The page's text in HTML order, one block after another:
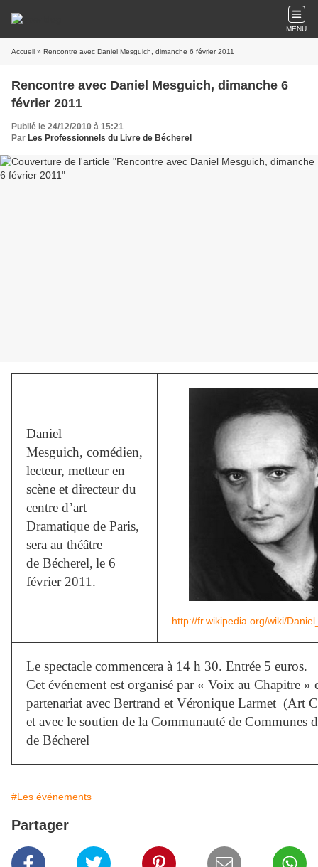
MENU
Accueil » Rencontre avec Daniel Mesguich, dimanche 6 février 2011
Rencontre avec Daniel Mesguich, dimanche 6
février 2011
Publié le 24/12/2010 à 15:21
Par Les Professionnels du Livre de Bécherel
Daniel
Mesguich, comédien,
lecteur, metteur en
scène et directeur du
centre d’art
Dramatique de Paris,
sera au théâtre
de Bécherel, le 6
février 2011.
http://fr.wikipedia.org/wiki/
Le spectacle commencera à 14 h 30. Entrée 5 euros.
Cet événement est organisé par « Voix au Chapitre »
partenariat avec Bertrand et Véronique Larmet (Art
et avec le soutien de la Communauté de Communes
de Bécherel
#Les événements
Partager